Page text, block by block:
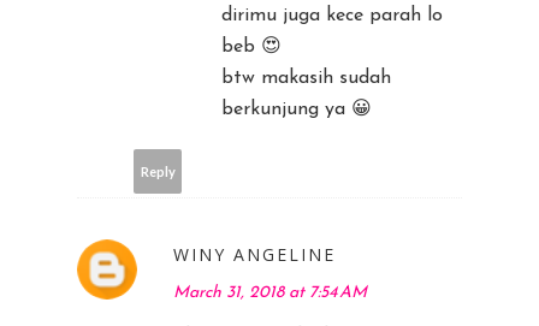
dirimu juga kece parah lo
beb 😍
btw makasih sudah
berkunjung ya 😀
Reply
WINY ANGELINE
March 31, 2018 at 7:54 AM